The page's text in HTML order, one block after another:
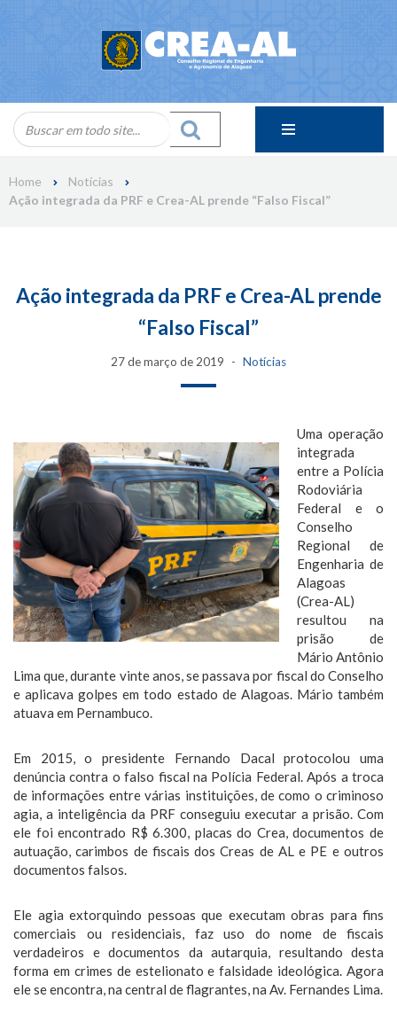
Home
Notícias
Ação integrada da PRF e Crea-AL prende “Falso Fiscal”
Ação integrada da PRF e Crea-AL prende
“Falso Fiscal”
27 de março de 2019 Notícias
Uma operação
integrada
entre a Polícia
Rodoviária
Federal e o
Conselho
Regional de
Engenharia de
Alagoas
(Crea-AL)
resultou na
prisão de
Mário Antônio
Lima que, durante vinte anos, se passava por fiscal do Conselho
e aplicava golpes em todo estado de Alagoas. Mário também
atuava em Pernambuco.
Em 2015, o presidente Fernando Dacal protocolou uma
denúncia contra o falso fiscal na Polícia Federal. Após a troca
de informações entre várias instituições, de como o criminoso
agia, a inteligência da PRF conseguiu executar a prisão. Com
ele foi encontrado R$ 6.300, placas do Crea, documentos de
autuação, carimbos de fiscais dos Creas de AL e PE e outros
documentos falsos.
Ele agia extorquindo pessoas que executam obras para fins
comerciais ou residenciais, faz uso do nome de fiscais
verdadeiros e documentos da autarquia, resultando desta
forma em crimes de estelionato e falsidade ideológica. Agora
ele se encontra, na central de flagrantes, na Av. Fernandes Lima.